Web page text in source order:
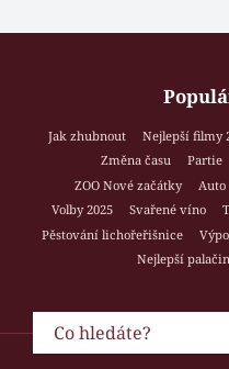
Jak zhubnout Nejlepší filmy
Změna času
Partie
ZOO Nové začátky
Auto
Volby 2025
Svařené víno
Pěstování lichořeřišnice
Nejlepší